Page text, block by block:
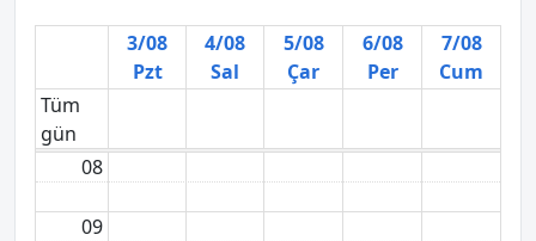
3/08
Pzt
4/08
Sal
5/08
Çar
6/08
Per
7/08
Cum
Tüm
gün
08
09